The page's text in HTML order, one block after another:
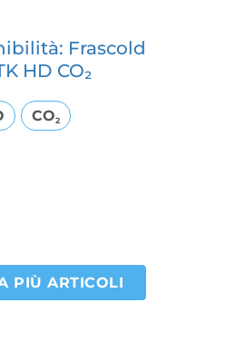
Frascold
HD CO₂
CO2
PIÙ ARTICOLI